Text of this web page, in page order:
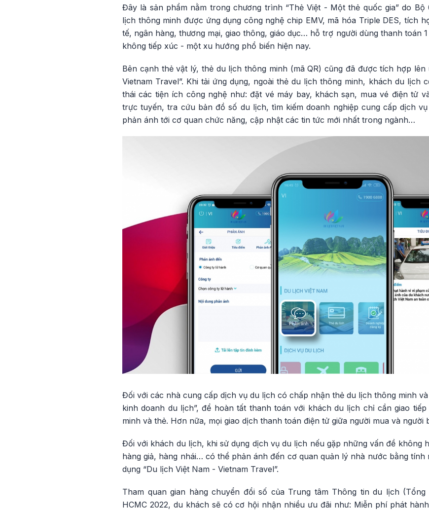
Đây là sản phẩm nằm trong chương trình “Thẻ Việt - Một thẻ quốc gia” do
lịch thông minh được ứng dụng công nghệ chip EMV, mã hóa Triple DES, tích
tế, ngân hàng, thương mại, giao thông, giáo dục… hỗ trợ người dùng thanh toán
không tiếp xúc - một xu hướng phổ biến hiện nay.
Bên cạnh thẻ vật lý, thẻ du lịch thông minh (mã QR) cũng đã được tích hợp lên
Vietnam Travel”. Khi tải ứng dụng, ngoài thẻ du lịch thông minh, khách du lịch
thái các tiện ích công nghệ như: đặt vé máy bay, khách sạn, mua vé điện tử
trực tuyến, tra cứu bản đồ số du lịch, tìm kiếm doanh nghiệp cung cấp dịch
phản ánh tới cơ quan chức năng, cập nhật các tin tức mới nhất trong ngành…
Đối với các nhà cung cấp dịch vụ du lịch có chấp nhận thẻ du lịch thông minh
kinh doanh du lịch”, để hoàn tất thanh toán với khách du lịch chỉ cần giao
minh và thẻ. Hơn nữa, mọi giao dịch thanh toán điện tử giữa người mua và người
Đối với khách du lịch, khi sử dụng dịch vụ du lịch nếu gặp những vấn đề không
hàng giả, hàng nhái… có thể phản ánh đến cơ quan quản lý nhà nước bằng
dụng “Du lịch Việt Nam - Vietnam Travel”.
Tham quan gian hàng chuyển đổi số của Trung tâm Thông tin du lịch
HCMC 2022, du khách sẽ có cơ hội nhận nhiều ưu đãi như: Miễn phí phát